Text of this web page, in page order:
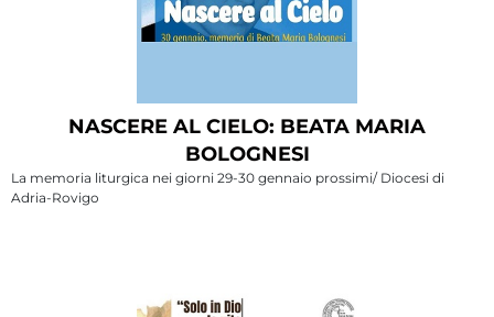
NASCERE AL CIELO: BEATA MARIA
BOLOGNESI
La memoria liturgica nei giorni 29-30 gennaio prossimi/ Diocesi di
Adria-Rovigo